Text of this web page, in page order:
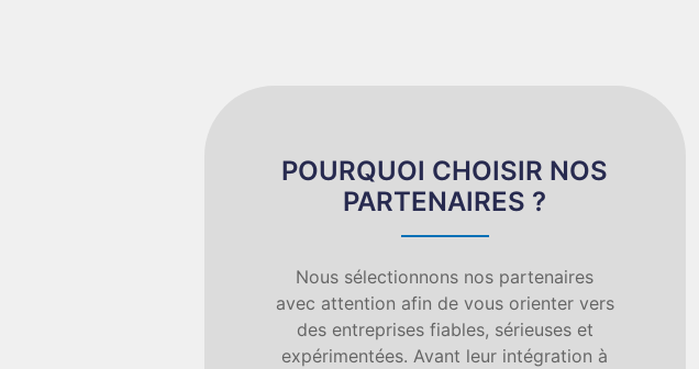
POURQUOI CHOISIR NOS
PARTENAIRES ?
Nous sélectionnons nos partenaires
avec attention afin de vous orienter vers
des entreprises fiables, sérieuses et
expérimentées. Avant leur intégration à